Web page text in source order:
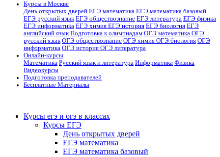
Курсы в Москве
День открытых дверей ЕГЭ математика ЕГЭ математика базовый
ЕГЭ русский язык ЕГЭ обществознание ЕГЭ литература ЕГЭ физика
ЕГЭ информатика ЕГЭ химия ЕГЭ история ЕГЭ биология ЕГЭ
английский язык Подготовка к олимпиадам ОГЭ математика ОГЭ
русский язык ОГЭ обществознание ОГЭ химия ОГЭ биология ОГЭ
информатика ОГЭ история ОГЭ литература
Онлайн-курсы
Математика Русский язык и литература Информатика Физика
Видеокурсы
Подготовка преподавателей
Бесплатные Материалы
Курсы егэ и огэ в классах
Курсы ЕГЭ
День открытых дверей
ЕГЭ математика
ЕГЭ математика базовый